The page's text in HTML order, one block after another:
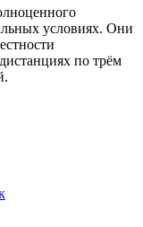
условиях. Они
по трём